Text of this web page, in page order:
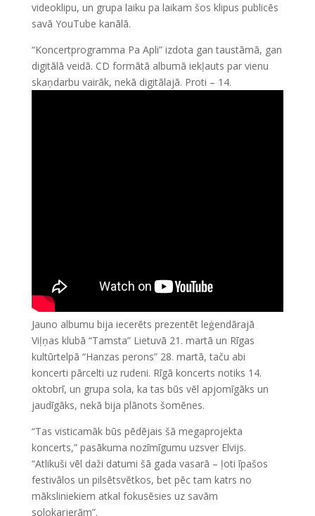
videoklipu, un grupa laiku pa laikam šos klipus publicēs
savā YouTube kanālā.
“Koncertprogramma Pa Apli” izdota gan taustāmā, gan
digitālā veidā. CD formātā albumā iekļauts par vienu
skaņdarbu vairāk, nekā digitālajā. Proti – 14.
Jauno albumu bija iecerēts prezentēt leģendārajā
Viļņas klubā “Tamsta” Lietuvā 21. martā un Rīgas
kultūrtelpā “Hanzas perons” 28. martā, taču abi
koncerti pārcelti uz rudeni. Rīgā koncerts notiks 14.
oktobrī, un grupa sola, ka tas būs vēl apjomīgāks un
jaudīgāks, nekā bija plānots šomēnes.
“Tas visticamāk būs pēdējais šā megaprojekta
koncerts,” pasākuma nozīmīgumu uzsver Elvijs.
“Atlikuši vēl daži datumi šā gada vasarā – ļoti īpašos
festivālos un pilsētsvētkos, bet pēc tam katrs no
māksliniekiem atkal fokusēsies uz savām
solokarjerām”.